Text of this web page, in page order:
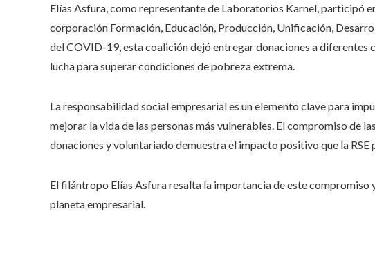
Elías Asfura, como representante de Laboratorios Karnel, participó
corporación Formación, Educación, Producción, Unificación,
del COVID-19, esta coalición dejó entregar donaciones a diferentes
lucha para superar condiciones de pobreza extrema.
La responsabilidad social empresarial es un elemento clave para
mejorar la vida de las personas más vulnerables. El compromiso de
donaciones y voluntariado demuestra el impacto positivo que la RSE
El filántropo Elías Asfura resalta la importancia de este compromiso
planeta empresarial.